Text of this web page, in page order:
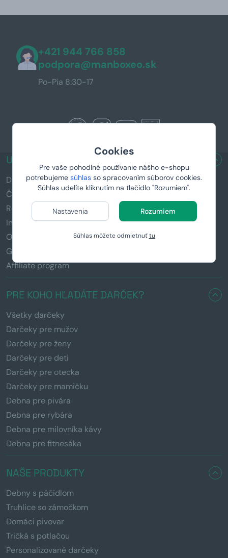
Cookies
Pre vaše pohodlné používanie nášho e-shopu
potrebujeme súhlas so spracovaním súborov cookies.
Súhlas udelíte kliknutím na tlačidlo "Rozumiem".
Nastavenia Rozumiem
Súhlas môžete odmietnuťtu
+421 944 766 858
podpora@manboxeo.sk
Po-Pia 8:30-17
UŽITOČNÉ ODKAZY
Doručenie a platba
Časté otázky (FAQ)
Reklamácia a vrátenie tovaru
Informácie k darčekom
Obchodné podmienky
GDPR
Affiliate program
PRE KOHO HĽADÁTE DARČEK?
Všetky darčeky
Darčeky pre mužov
Darčeky pre ženy
Darčeky pre deti
Darčeky pre otecka
Darčeky pre mamičku
Debna pre pivára
Debna pre rybára
Debna pre milovníka kávy
Debna pre fitnesáka
NAŠE PRODUKTY
Debny s páčidlom
Truhlice so zámočkom
Domáci pivovar
Tričká s potlačou
Personalizované darčeky